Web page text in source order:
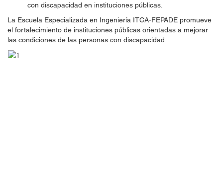
con discapacidad en instituciones públicas.
La Escuela Especializada en Ingeniería ITCA-FEPADE promueve
el fortalecimiento de instituciones públicas orientadas a mejorar
las condiciones de las personas con discapacidad.